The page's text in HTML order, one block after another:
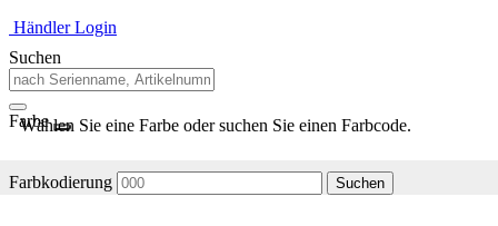
Händler Login
Suchen
Farbe
Wählen Sie eine Farbe oder suchen Sie einen Farbcode.
Farbkodierung Suchen